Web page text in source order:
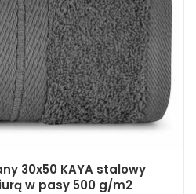
30x50 KAYA stalowy
w pasy 500 g/m2